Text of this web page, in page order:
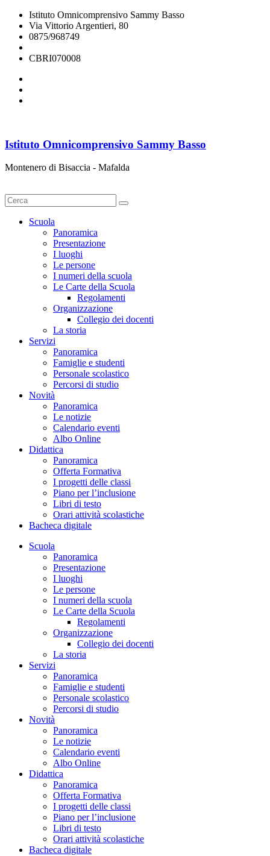
Istituto Omnicomprensivo Sammy Basso
Via Vittorio Argentieri, 80
0875/968749
CBRI070008
Istituto Omnicomprensivo Sammy Basso
Montenero di Bisaccia - Mafalda
Scuola
Panoramica
Presentazione
I luoghi
Le persone
I numeri della scuola
Le Carte della Scuola
Regolamenti
Organizzazione
Collegio dei docenti
La storia
Servizi
Panoramica
Famiglie e studenti
Personale scolastico
Percorsi di studio
Novità
Panoramica
Le notizie
Calendario eventi
Albo Online
Didattica
Panoramica
Offerta Formativa
I progetti delle classi
Piano per l’inclusione
Libri di testo
Orari attività scolastiche
Bacheca digitale
Scuola
Panoramica
Presentazione
I luoghi
Le persone
I numeri della scuola
Le Carte della Scuola
Regolamenti
Organizzazione
Collegio dei docenti
La storia
Servizi
Panoramica
Famiglie e studenti
Personale scolastico
Percorsi di studio
Novità
Panoramica
Le notizie
Calendario eventi
Albo Online
Didattica
Panoramica
Offerta Formativa
I progetti delle classi
Piano per l’inclusione
Libri di testo
Orari attività scolastiche
Bacheca digitale